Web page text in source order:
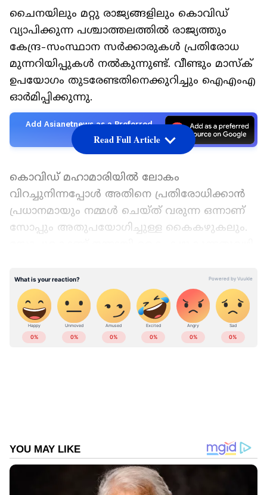
ചൈനയിലും മറ്റു രാജ്യങ്ങളിലും കൊവിഡ്
വ്യാപിക്കുന്ന പശ്ചാത്തലത്തിൽ രാജ്യത്തും
കേന്ദ്ര-സംസ്ഥാന സർക്കാരുകൾ പ്രതിരോധ
മുന്നറിയിപ്പുകള്‍ നല്‍കുന്നുണ്ട്. വീണ്ടും മാസ്ക്
ഉപയോ​ഗം തുടരേണ്ടതിനെക്കുറിച്ചും ഐഎംഎ
ഓർമിപ്പിക്കുന്നു.
Add Asianetnews as a Preferred
Source
കൊവിഡ് മഹാമാരിയിൽ ലോകം
വിറച്ചുനിന്നപ്പോൾ അതിനെ പ്രതിരോധിക്കാൻ
പ്രധാനമായും നമ്മൾ ചെയ്ത് വരുന്ന ഒന്നാണ്
സോപ്പും അതുപയോഗിച്ചുള്ള കൈകഴുകലും.
രോഗം വരുന്നത് തടയാനും കഴിയുമെന്ന്
ലോകാരോഗ്യ സംഘടന തന്നെ
വ്യക്തമാക്കിയിട്ടുണ്ട്.
കൊവിഡിനെപ്പോലെ പല പകർച്ച വ്യാധികളിൽ
നിന്നും നമുക്ക് സംരക്ഷണം ലഭിക്കും. കുട്ടികളെ
ചെറിയ പ്രായം മുതൽ ഫലപ്രദമായി
കൈകഴുകുന്ന വിധം പഠിപ്പിക്കേണ്ടതാണ്.
Read Full Article